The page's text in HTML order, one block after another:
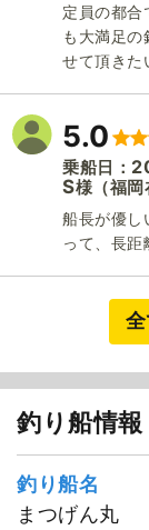
定員の都合
も大満足の
せて頂きた
5.0
乗船日：
S様 （福岡
船長が優し
って、長距
釣り船情報
釣り船名
まつげん丸